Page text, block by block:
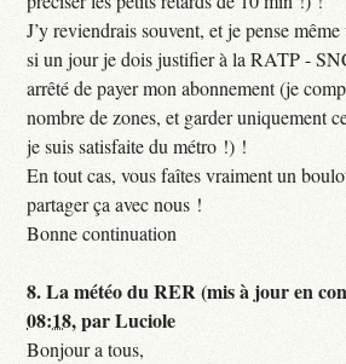
J’y reviendrais souvent, et je pense
si un jour je dois justifier à la RATP -
arrêté de payer mon abonnement (je
nombre de zones, et garder uniquement
je suis satisfaite du métro !) !
En tout cas, vous faîtes vraiment un
partager ça avec nous !
Bonne continuation
8.La météo du RER (mis à jour en
08:18,parLuciole
Bonjour a tous,